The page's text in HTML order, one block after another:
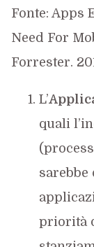
Fonte: Apps
Need For
Forrester.
L’
quali
priorità